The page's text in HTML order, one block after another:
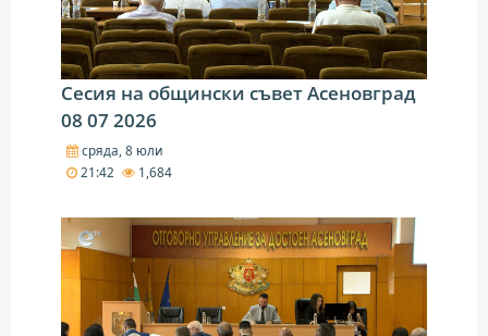
Сесия на общински съвет Асеновград
08 07 2026
сряда, 8 юли
21:42
1,684